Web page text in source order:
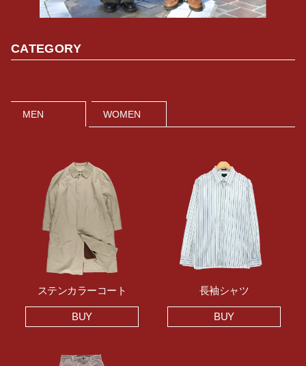
CATEGORY
MEN WOMEN
ステンカラーコート
BUY
長袖シャツ
BUY